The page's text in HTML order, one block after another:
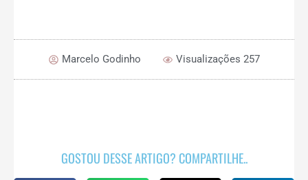
Marcelo Godinho Visualizações 257
GOSTOU DESSE ARTIGO? COMPARTILHE..